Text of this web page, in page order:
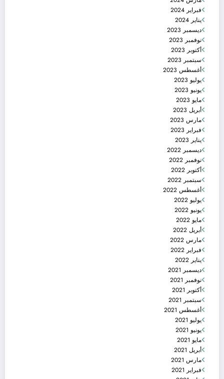
فبراير 2024
يناير 2024
ديسمبر 2023
نوفمبر 2023
أكتوبر 2023
سبتمبر 2023
أغسطس 2023
يوليو 2023
يونيو 2023
مايو 2023
أبريل 2023
مارس 2023
فبراير 2023
يناير 2023
ديسمبر 2022
نوفمبر 2022
أكتوبر 2022
سبتمبر 2022
أغسطس 2022
يوليو 2022
يونيو 2022
مايو 2022
أبريل 2022
مارس 2022
فبراير 2022
يناير 2022
ديسمبر 2021
نوفمبر 2021
أكتوبر 2021
سبتمبر 2021
أغسطس 2021
يوليو 2021
يونيو 2021
مايو 2021
أبريل 2021
مارس 2021
فبراير 2021